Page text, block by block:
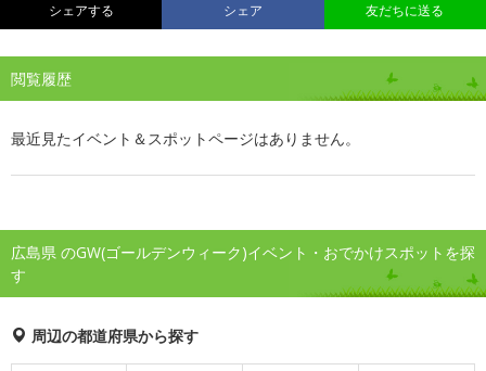
シェアする シェア 友だちに送る
閲覧履歴
最近見たイベント＆スポットページはありません。
広島県 のGW(ゴールデンウィーク)イベント・おでかけスポットを探
す
周辺の都道府県から探す